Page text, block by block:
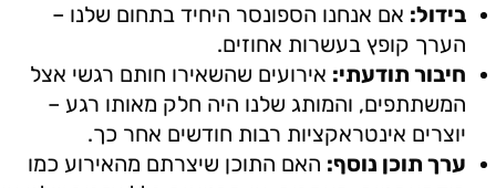
בידול: אם אנחנו הספונסר היחיד בתחום שלנו –
הערך קופץ בעשרות אחוזים.
חיבור תודעתי: אירועים שהשאירו חותם רגשי אצל
המשתתפים, והמותג שלנו היה חלק מאותו רגע –
יוצרים אינטראקציות רבות חודשים אחר כך.
ערך תוכן נוסף: האם התוכן שיצרתם מהאירוע כמו